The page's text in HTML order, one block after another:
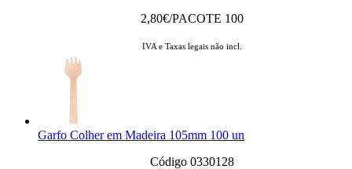
2,80€/PACOTE 100
IVA e Taxas legais não incl.
Garfo Colher em Madeira 105mm 100 un
Código 0330128